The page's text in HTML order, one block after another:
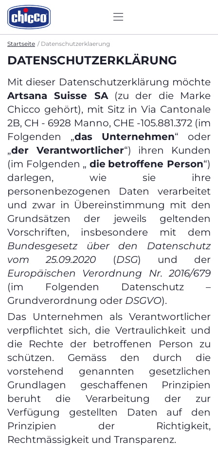
Startseite Datenschutzerklaerung
DATENSCHUTZERKLÄRUNG
Mit dieser Datenschutzerklärung möchte
Artsana Suisse SA(zu der die Marke
Chicco gehört), mit Sitz in Via Cantonale
2B, CH - 6928 Manno, CHE -105.881.372 (im
Folgenden „das Unternehmen“ oder
„der Verantwortlicher“) ihren Kunden
(im Folgenden „ die betroffene Person“)
darlegen, wie sie ihre
personenbezogenen Daten verarbeitet
und zwar in Übereinstimmung mit den
Grundsätzen der jeweils geltenden
Vorschriften, insbesondere mit dem
Bundesgesetz über den Datenschutz
vom 25.09.2020 (DSG) und der
Europäischen Verordnung Nr. 2016/679
(im Folgenden Datenschutz –
Grundverordnung oder DSGVO).
Das Unternehmen als Verantwortlicher
verpflichtet sich, die Vertraulichkeit und
die Rechte der betroffenen Person zu
schützen. Gemäss den durch die
vorstehend genannten gesetzlichen
Grundlagen geschaffenen Prinzipien
beruht die Verarbeitung der zur
Verfügung gestellten Daten auf den
Prinzipien der Richtigkeit,
Rechtmässigkeit und Transparenz.